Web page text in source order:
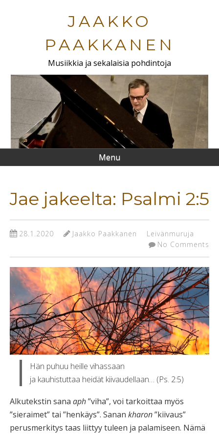
JAAKKO
PAAKKANEN
Musiikkia ja sekalaisia pohdintoja
Menu
Jae jakeelta: Psalmi 2:5
28.1.2020 Jaakko Paakkanen
Leivänmuruja
No Comments
Hän puhuu heille vihassaan
ja kauhistuttaa heidät kiivaudellaan… (Ps. 2:5)
Alkutekstin sana aph”viha”, voi tarkoittaa myös
”sieraimet” tai ”henkäys”. Sanan kharon”kiivaus”
perusmerkitys taas liittyy tuleen ja palamiseen. Nämä